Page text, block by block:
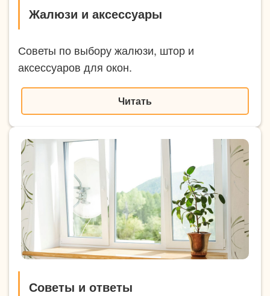
Жалюзи и аксессуары
Советы по выбору жалюзи, штор и
аксессуаров для окон.
Читать
Советы и ответы